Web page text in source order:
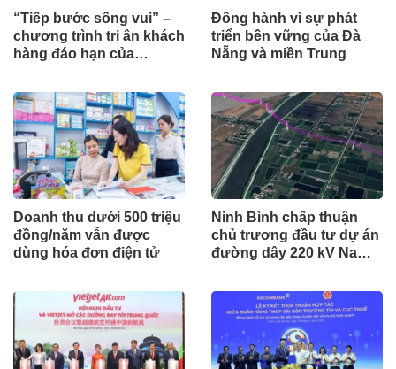
“Tiếp bước sống vui” –
chương trình tri ân khách
hàng đáo hạn của
Đồng hành vì sự phát
triển bền vững của Đà
Nẵng và miền Trung
Doanh thu dưới 500 triệu
đồng/năm vẫn được
dùng hóa đơn điện tử
Ninh Bình chấp thuận
chủ trương đầu tư dự án
đường dây 220 kV Nam